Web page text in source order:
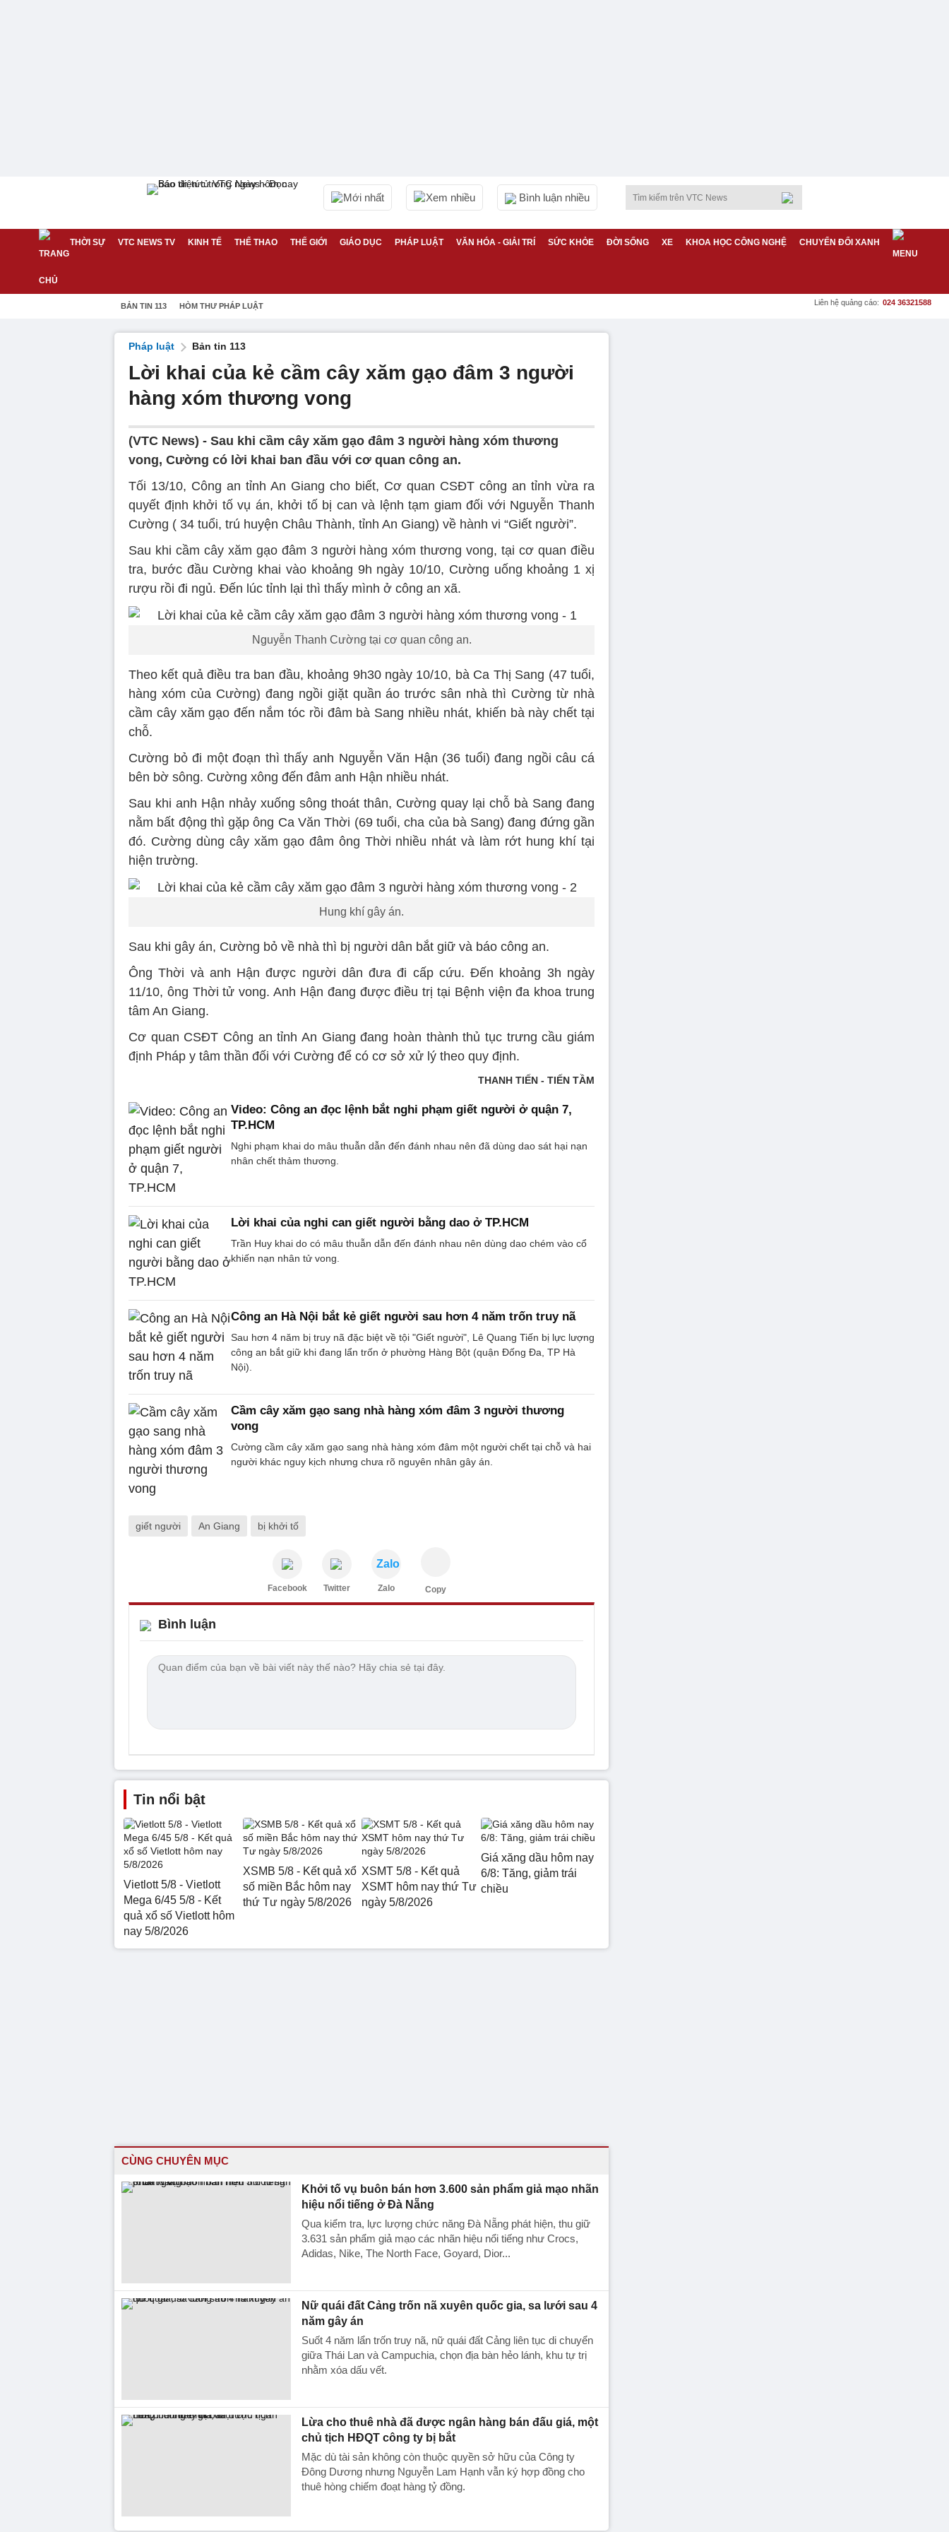
Mới nhất Xem nhiều Bình luận nhiều
THỜI SỰ VTC NEWS TV KINH TẾ THỂ THAO THẾ GIỚI GIÁO DỤC PHÁP LUẬT VĂN HÓA - GIẢI TRÍ SỨC KHỎE ĐỜI SỐNG XE KHOA HỌC CÔNG NGHỆ CHUYỂN ĐỔI XANH
BẢN TIN 113 HÒM THƯ PHÁP LUẬT Liên hệ quảng cáo: 024 36321588
Pháp luật Bản tin 113
Lời khai của kẻ cầm cây xăm gạo đâm 3 người
hàng xóm thương vong
(VTC News) - Sau khi cầm cây xăm gạo đâm 3 người hàng xóm thương
vong, Cường có lời khai ban đầu với cơ quan công an.
Tối 13/10, Công an tỉnh An Giang cho biết, Cơ quan CSĐT công an tỉnh vừa ra
quyết định khởi tố vụ án, khởi tố bị can và lệnh tạm giam đối với Nguyễn Thanh
Cường ( 34 tuổi, trú huyện Châu Thành, tỉnh An Giang) về hành vi “Giết người”.
Sau khi cầm cây xăm gạo đâm 3 người hàng xóm thương vong, tại cơ quan điều
tra, bước đầu Cường khai vào khoảng 9h ngày 10/10, Cường uống khoảng 1 xị
rượu rồi đi ngủ. Đến lúc tỉnh lại thì thấy mình ở công an xã.
Nguyễn Thanh Cường tại cơ quan công an.
Theo kết quả điều tra ban đầu, khoảng 9h30 ngày 10/10, bà Ca Thị Sang (47 tuổi,
hàng xóm của Cường) đang ngồi giặt quần áo trước sân nhà thì Cường từ nhà
cầm cây xăm gạo đến nắm tóc rồi đâm bà Sang nhiều nhát, khiến bà này chết tại
chỗ.
Cường bỏ đi một đoạn thì thấy anh Nguyễn Văn Hận (36 tuổi) đang ngồi câu cá
bên bờ sông. Cường xông đến đâm anh Hận nhiều nhát.
Sau khi anh Hận nhảy xuống sông thoát thân, Cường quay lại chỗ bà Sang đang
nằm bất động thì gặp ông Ca Văn Thời (69 tuổi, cha của bà Sang) đang đứng gần
đó. Cường dùng cây xăm gạo đâm ông Thời nhiều nhát và làm rớt hung khí tại
hiện trường.
Hung khí gây án.
Sau khi gây án, Cường bỏ về nhà thì bị người dân bắt giữ và báo công an.
Ông Thời và anh Hận được người dân đưa đi cấp cứu. Đến khoảng 3h ngày
11/10, ông Thời tử vong. Anh Hận đang được điều trị tại Bệnh viện đa khoa trung
tâm An Giang.
Cơ quan CSĐT Công an tỉnh An Giang đang hoàn thành thủ tục trưng cầu giám
định Pháp y tâm thần đối với Cường để có cơ sở xử lý theo quy định.
THANH TIẾN - TIẾN TẦM
Video: Công an đọc lệnh bắt nghi phạm giết người ở quận 7,
TP.HCM
Nghi phạm khai do mâu thuẫn dẫn đến đánh nhau nên đã dùng dao sát hại nạn
nhân chết thảm thương.
Lời khai của nghi can giết người bằng dao ở TP.HCM
Trần Huy khai do có mâu thuẫn dẫn đến đánh nhau nên dùng dao chém vào cổ
khiến nạn nhân tử vong.
Công an Hà Nội bắt kẻ giết người sau hơn 4 năm trốn truy nã
Sau hơn 4 năm bị truy nã đặc biệt về tội "Giết người", Lê Quang Tiến bị lực lượng
công an bắt giữ khi đang lẩn trốn ở phường Hàng Bột (quận Đống Đa, TP Hà
Nội).
Cầm cây xăm gạo sang nhà hàng xóm đâm 3 người thương
vong
Cường cầm cây xăm gạo sang nhà hàng xóm đâm một người chết tại chỗ và hai
người khác nguy kịch nhưng chưa rõ nguyên nhân gây án.
giết người An Giang bị khởi tố
Facebook Twitter
Zalo
Zalo Copy
Bình luận
Tin nổi bật
Vietlott 5/8 - Vietlott
Mega 6/45 5/8 - Kết
quả xổ số Vietlott hôm
nay 5/8/2026
XSMB 5/8 - Kết quả xổ
số miền Bắc hôm nay
thứ Tư ngày 5/8/2026
XSMT 5/8 - Kết quả
XSMT hôm nay thứ Tư
ngày 5/8/2026
Giá xăng dầu hôm nay
6/8: Tăng, giảm trái
chiều
CÙNG CHUYÊN MỤC
Khởi tố vụ buôn bán hơn 3.600 sản phẩm giả mạo nhãn
hiệu nổi tiếng ở Đà Nẵng
Qua kiểm tra, lực lượng chức năng Đà Nẵng phát hiện, thu giữ
3.631 sản phẩm giả mạo các nhãn hiệu nổi tiếng như Crocs,
Adidas, Nike, The North Face, Goyard, Dior...
Nữ quái đất Cảng trốn nã xuyên quốc gia, sa lưới sau 4
năm gây án
Suốt 4 năm lẩn trốn truy nã, nữ quái đất Cảng liên tục di chuyển
giữa Thái Lan và Campuchia, chọn địa bàn hẻo lánh, khu tự trị
nhằm xóa dấu vết.
Lừa cho thuê nhà đã được ngân hàng bán đấu giá, một
chủ tịch HĐQT công ty bị bắt
Mặc dù tài sản không còn thuộc quyền sở hữu của Công ty
Đông Dương nhưng Nguyễn Lam Hạnh vẫn ký hợp đồng cho
thuê hòng chiếm đoạt hàng tỷ đồng.